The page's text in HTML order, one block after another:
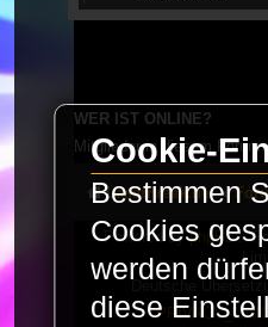
WER IST ONLINE?
Mitglieder in diesem
LaserFreak.net
Powered byphpBB®
PRIVACY_LINK
Cookie-
Bestimmen
Cookies
werden
diese